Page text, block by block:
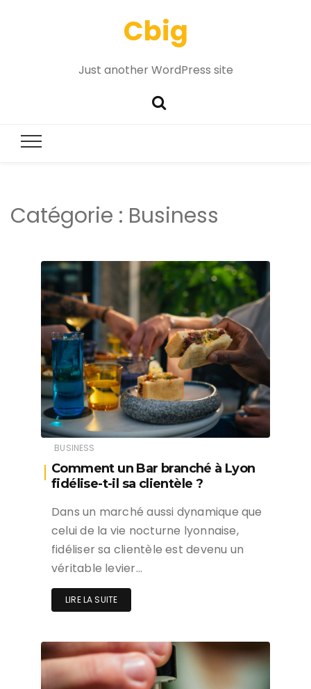
Cbig
Just another WordPress site
Catégorie : Business
BUSINESS
Comment un Bar branché à Lyon
fidélise-t-il sa clientèle ?
Dans un marché aussi dynamique que
celui de la vie nocturne lyonnaise,
fidéliser sa clientèle est devenu un
véritable levier…
LIRE LA SUITE